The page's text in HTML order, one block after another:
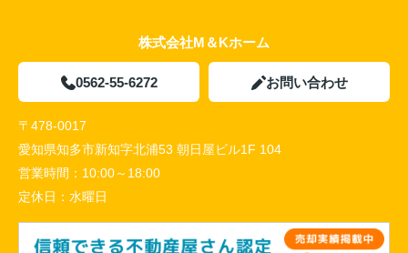
株式会社M＆Kホーム
0562-55-6272 お問い合わせ
〒478-0017
愛知県知多市新知字北浦53 朝日屋ビル1F 104
営業時間： 10:00～18:00
定休日： 水曜日